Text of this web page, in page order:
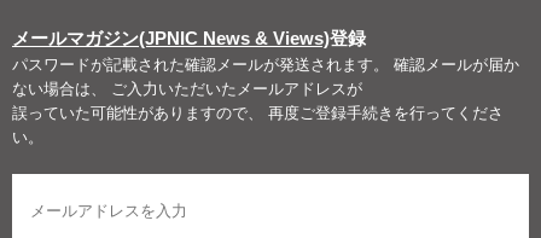
メールマガジン(JPNIC News & Views)登録
パスワードが記載された確認メールが発送されます。 確認メールが届か
ない場合は、 ご入力いただいたメールアドレスが
誤っていた可能性がありますので、 再度ご登録手続きを行ってくださ
い。